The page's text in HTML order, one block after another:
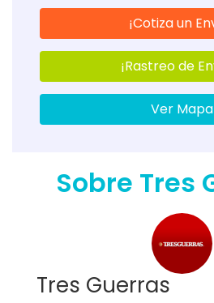
¡Cotiza un
¡Rastreo de
Ver Mapa
Sobre Tres
Tres Guerras